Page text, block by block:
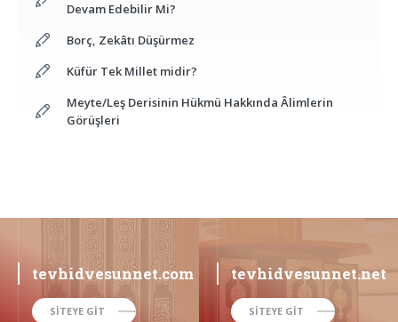
Devam Edebilir Mi?
Borç, Zekâtı Düşürmez
Küfür Tek Millet midir?
Meyte/Leş Derisinin Hükmü Hakkında Âlimlerin
Görüşleri
tevhidvesunnet.com
SİTEYE GİT
tevhidvesunnet.net
SİTEYE GİT